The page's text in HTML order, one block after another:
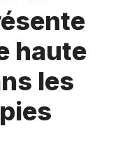
haute
les